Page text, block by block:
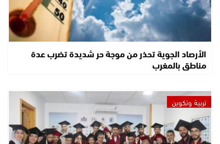
الأرصاد الجوية تحذر من موجة حر شديدة تضرب عدة
مناطق بالمغرب
تربية وتكوين